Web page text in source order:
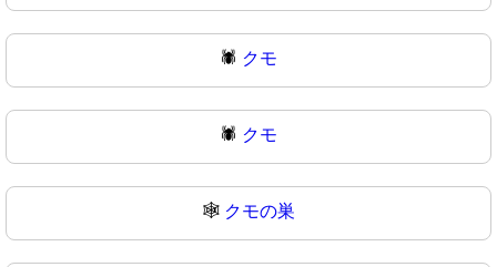
🕷️ クモ
🕷 クモ
🕸️ クモの巣